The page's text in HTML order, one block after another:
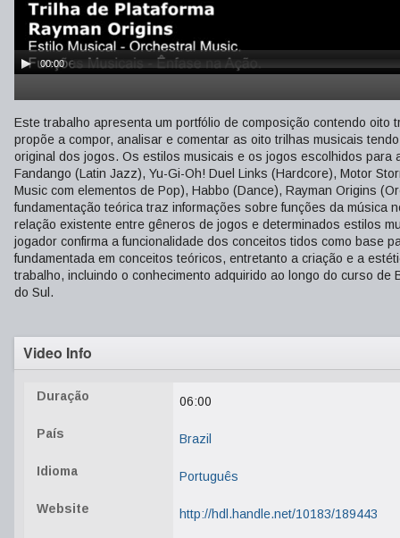
00:00
Este trabalho apresenta um portfólio de composição contendo
propõe a compor, analisar e comentar as oito trilhas musicais
original dos jogos. Os estilos musicais e os jogos escolhidos para
Fandango (Latin Jazz), Yu-Gi-Oh! Duel Links (Hardcore), Motor
Music com elementos de Pop), Habbo (Dance), Rayman Origins
fundamentação teórica traz informações sobre funções da
relação existente entre gêneros de jogos e determinados estilos
jogador confirma a funcionalidade dos conceitos tidos como base
fundamentada em conceitos teóricos, entretanto a criação e a
trabalho, incluindo o conhecimento adquirido ao longo do curso
do Sul.
Video Info
Duração 06:00
País Brazil
Idioma Português
Website http://hdl.handle.net/10183/189443